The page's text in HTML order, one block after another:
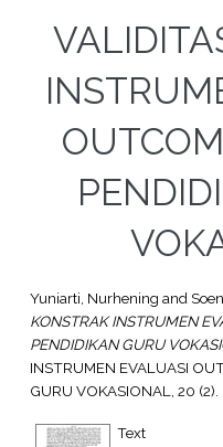
Yuniarti, Nurhening and
KONSTRAK INSTRUMEN
PENDIDIKAN GURU
INSTRUMEN EVALUASI
GURU VOKASIONAL, 20
Text